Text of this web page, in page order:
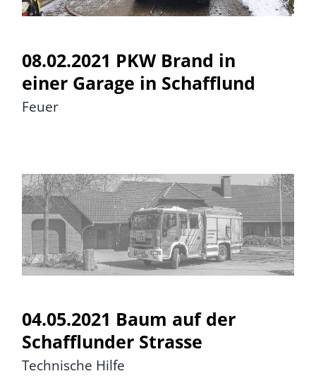
08.02.2021 PKW Brand in
einer Garage in Schafflund
Feuer
04.05.2021 Baum auf der
Schafflunder Strasse
04.05.2021 Baum auf der
Schafflunder Strasse
Technische Hilfe